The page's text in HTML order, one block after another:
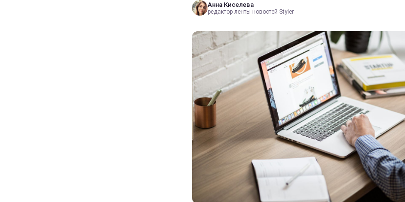
Анна Киселева
редактор ленты новостей Styler